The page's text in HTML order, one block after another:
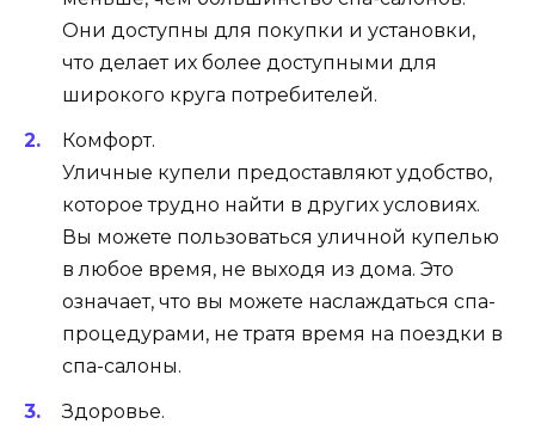
Они доступны для покупки и установки,
что делает их более доступными для
широкого круга потребителей.
Комфорт.
Уличные купели предоставляют удобство,
которое трудно найти в других условиях.
Вы можете пользоваться уличной купелью
в любое время, не выходя из дома. Это
означает, что вы можете наслаждаться спа-
процедурами, не тратя время на поездки в
спа-салоны.
Здоровье.